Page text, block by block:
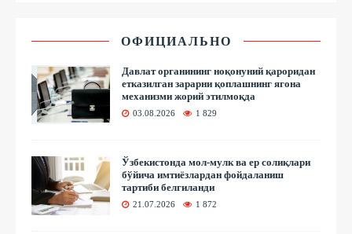
ОФИЦИАЛЬНО
Давлат органининг ноқонуний қароридан
етказилган зарарни қоплашнинг ягона
механизми жорий этилмоқда
03.08.2026 1 829
Ўзбекистонда мол-мулк ва ер солиқлари
бўйича имтиёзлардан фойдаланиш
тартиби белгиланди
21.07.2026 1 872